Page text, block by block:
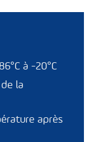
à -20°C
la
après